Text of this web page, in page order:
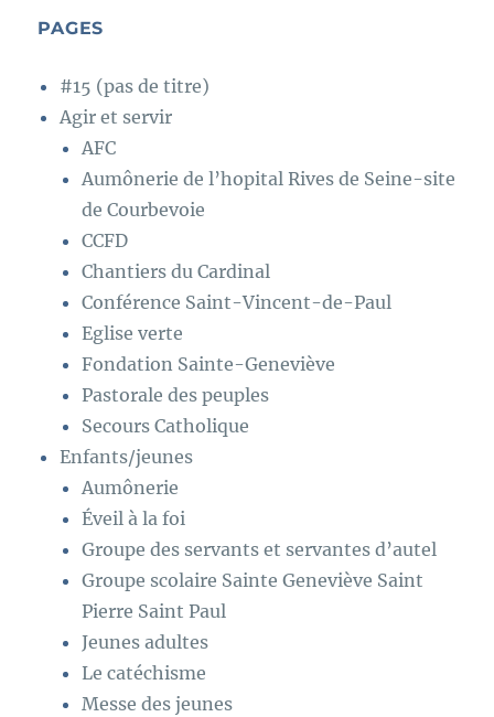
PAGES
#15 (pas de titre)
Agir et servir
AFC
Aumônerie de l’hopital Rives de Seine-site
de Courbevoie
CCFD
Chantiers du Cardinal
Conférence Saint-Vincent-de-Paul
Eglise verte
Fondation Sainte-Geneviève
Pastorale des peuples
Secours Catholique
Enfants/jeunes
Aumônerie
Éveil à la foi
Groupe des servants et servantes d’autel
Groupe scolaire Sainte Geneviève Saint
Pierre Saint Paul
Jeunes adultes
Le catéchisme
Messe des jeunes